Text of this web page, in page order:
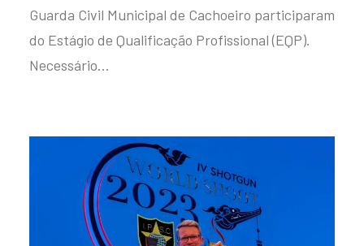
Guarda Civil Municipal de Cachoeiro participaram
do Estágio de Qualificação Profissional (EQP).
Necessário…